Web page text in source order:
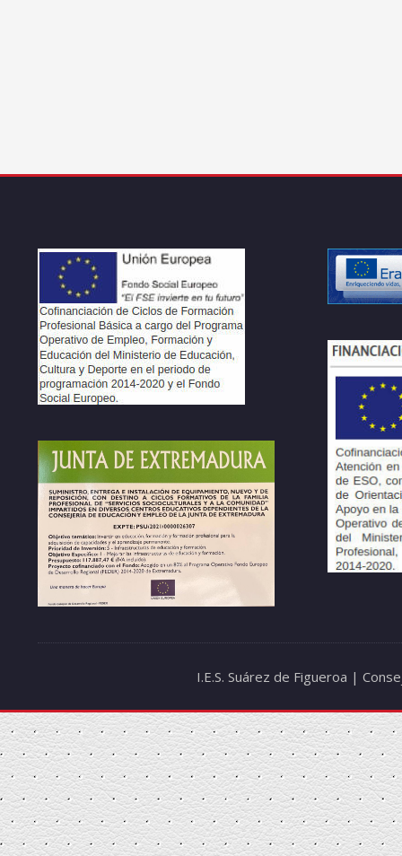
I.E.S. Suárez de Figueroa |